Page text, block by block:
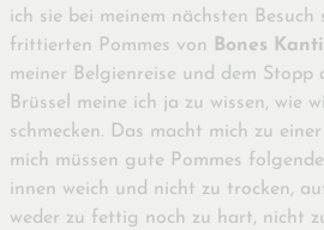
ich sie bei meinem nächsten
frittierten Pommes von Bones
meiner Belgienreise und dem
Brüssel meine ich ja zu wissen, wie
schmecken. Das macht mich zu
mich müssen gute Pommes
innen weich und nicht zu trocken,
weder zu fettig noch zu hart, nicht